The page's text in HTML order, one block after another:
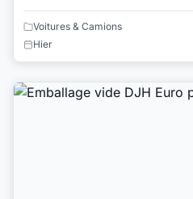
Voitures & Camions
Hier